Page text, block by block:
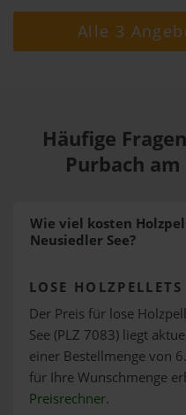
Alle 3
Häufige
Purbach
Wie viel kosten
Neusiedler See?
LOSE HOLZPELLETS
Der Preis für lose
See (PLZ 7083) liegt
einer Bestellmenge von
für Ihre Wunschmenge
Preisrechner.